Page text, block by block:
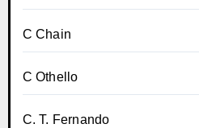
C Chain
C Othello
C. T. Fernando